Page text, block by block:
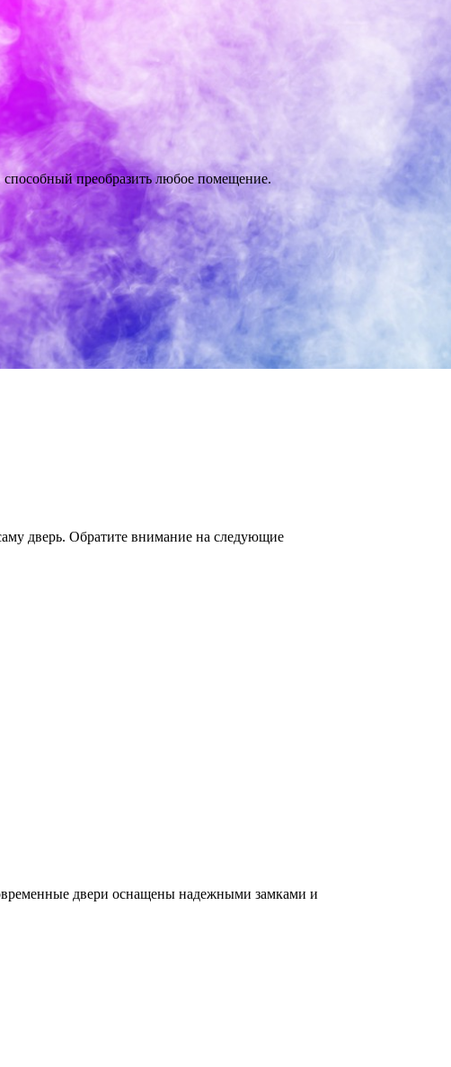
преобразить любое помещение.
дверь. Обратите внимание на следующие
двери оснащены надежными замками и